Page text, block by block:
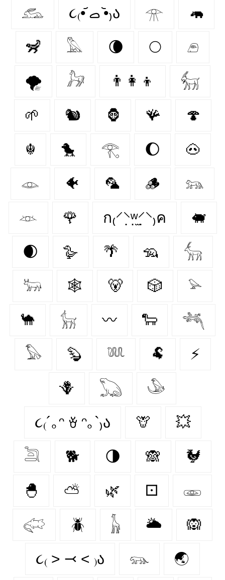
𓃹 ૮₍•᷄ ࡇ •᷅₎ა 𓁿 🦛
🦨 𓅓 🌘 🌕 𓂉
🌪️ 𓃗 👨‍👩‍👦 𓃶
🌱 🐿 🦍 🪸 🍄‍
☬ 🐤 𓂀 🌔 🐽
𓁼 🐠 🦜 🪵 𓃬
𓁺 🌹 ก₍⸍⸌̣ʷ̣̫⸍̣⸌₎ค 🐖
🌒 🪿 🌴 🦡 𓃲
𓃽 🕸️ 🐻 🎲 𓅫
🐪 𓃴 〰️ 🐑 𓆈
𓅃 🦫 𓆚 🐏 ⚡
🪻 𓆏 𓅇
૮₍´｡ᵔ ꈊ ᵔ｡`₎ა 🦒 💥
𓆖 🐕 🌗 🙈 🐓
🐣 ⛅ 🌿 ⚀ 𓁾
𓅾 🪲 𓃱 🌥️ 🙉
૮₍ ˃ ⤙ ˂ ₎ა 𓃮 🌏